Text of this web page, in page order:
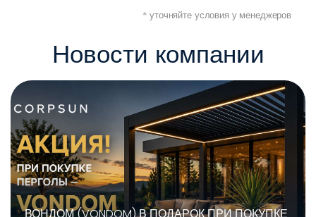
* уточняйте условия у менеджеров
Новости компании